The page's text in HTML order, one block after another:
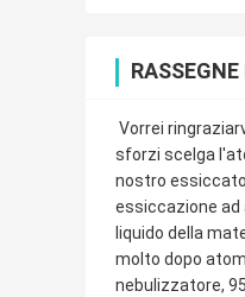
Vorrei
sforzi scelga
nostro
essiccazione ad
liquido della
molto dopo
nebulizzatore,